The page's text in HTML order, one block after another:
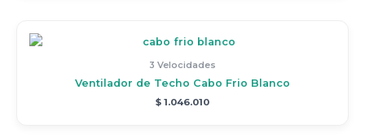
3 Velocidades
Ventilador de Techo Cabo Frio Blanco
$ 1.046.010